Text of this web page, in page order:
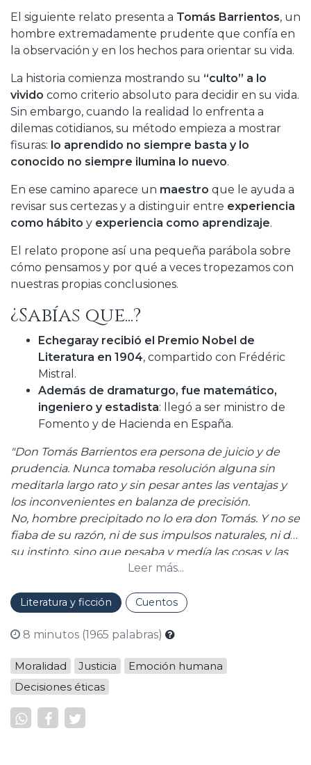
El siguiente relato presenta a Tomás Barrientos, un
hombre extremadamente prudente que confía en
la observación y en los hechos para orientar su vida.
La historia comienza mostrando su “culto” a lo
vivido como criterio absoluto para decidir en su vida.
Sin embargo, cuando la realidad lo enfrenta a
dilemas cotidianos, su método empieza a mostrar
fisuras: lo aprendido no siempre basta y lo
conocido no siempre ilumina lo nuevo.
En ese camino aparece un maestro que le ayuda a
revisar sus certezas y a distinguir entre experiencia
como hábito y experiencia como aprendizaje.
El relato propone así una pequeña parábola sobre
cómo pensamos y por qué a veces tropezamos con
nuestras propias conclusiones.
¿Sabías que...?
Echegaray recibió el Premio Nobel de
Literatura en 1904, compartido con Frédéric
Mistral.
Además de dramaturgo, fue matemático,
ingeniero y estadista: llegó a ser ministro de
Fomento y de Hacienda en España.
"Don Tomás Barrientos era persona de juicio y de
prudencia. Nunca tomaba resolución alguna sin
meditarla largo rato y sin pesar antes las ventajas y
los inconvenientes en balanza de precisión.
No, hombre precipitado no lo era don Tomás. Y no se
fiaba de su razón, ni de sus impulsos naturales, ni de
su instinto, sino que pesaba y medía las cosas y las
contrastaba en la experiencia propia y en la ajena.
culto respetuoso.
y que allí debía buscar todo hombre las reglas de su
Leer más...
Literatura y ficción Cuentos
8 minutos (1965 palabras)
Moralidad Justicia
Emoción humana
Decisiones éticas